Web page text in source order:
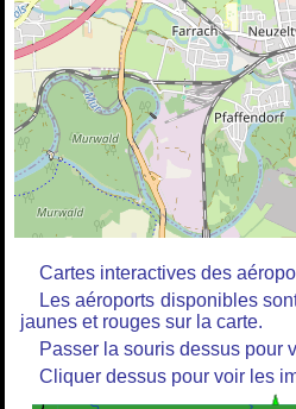
Cartes interactives des
Les aéroports disponibles
jaunes et rouges sur la carte.
Passer la souris dessus pour
Cliquer dessus pour voir les